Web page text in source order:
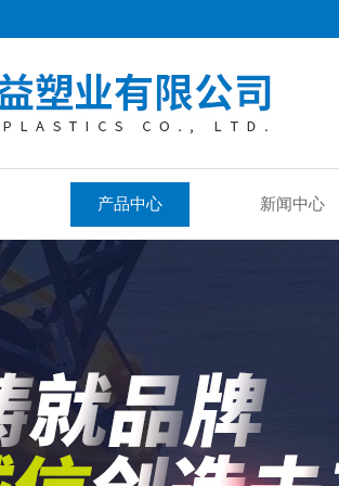
产品中心 新闻中心